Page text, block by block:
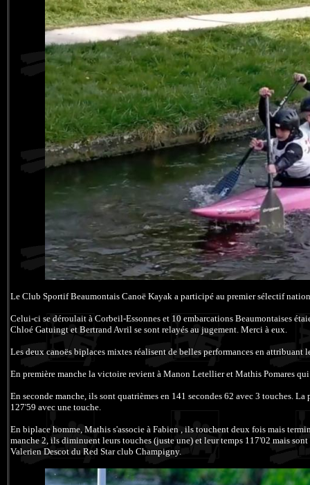
Le Club Sportif Beaumontais Canoë Kayak a participé au premier sélectif
Celui-ci se déroulait à Corbeil-Essonnes et 10 embarcations Beaumontaises
Chloé Gatuingt et Bertrand Avril se sont relayés au jugement. Merci à eux.
Les deux canoës biplaces mixtes réalisent de belles performances en attribuant
En première manche la victoire revient à Manon Letellier et Mathis Pomares
En seconde manche, ils sont quatrièmes en 141 secondes 62 avec 3 touches.
127'59 avec une touche.
En biplace homme, Mathis s'associe à Fabien , ils touchent deux fois mais
manche 2, ils diminuent leurs touches (juste une) et leur temps 117'02 mais
Valerien Descot du Red Star club Champigny.